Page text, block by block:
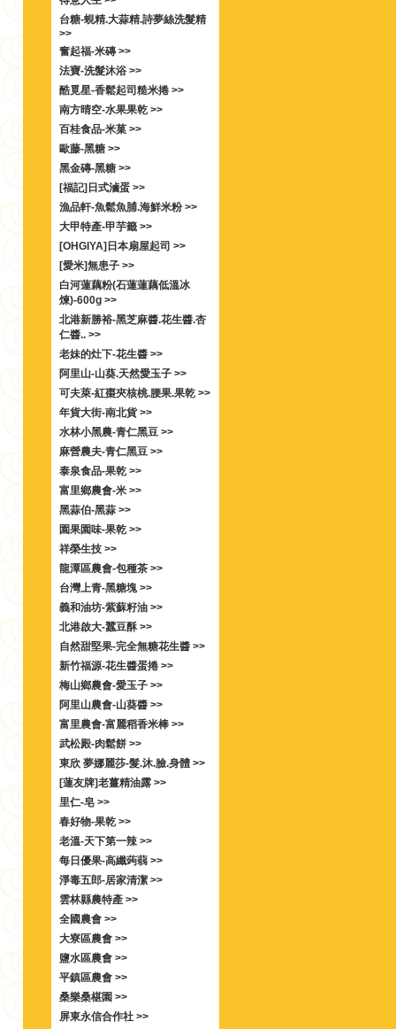
台糖-蜆精.大蒜精.詩夢絲洗髮精
>>
奮起福-米磚 >>
法寶-洗髮沐浴 >>
酷覓星-香鬆起司糙米捲 >>
南方晴空-水果果乾 >>
百桂食品-米菓 >>
歐藤-黑糖 >>
黑金磚-黑糖 >>
[福記]日式滷蛋 >>
漁品軒-魚鬆魚脯.海鮮米粉 >>
大甲特產-甲芋籤 >>
[OHGIYA]日本扇屋起司 >>
[愛米]無患子 >>
白河蓮藕粉(石蓮蓮藕低溫冰
煉)-600g >>
北港新勝裕-黑芝麻醬.花生醬.杏
仁醬.. >>
老妹的灶下-花生醬 >>
阿里山-山葵.天然愛玉子 >>
可夫萊-紅棗夾核桃.腰果.果乾 >>
年貨大街-南北貨 >>
水林小黑農-青仁黑豆 >>
麻營農夫-青仁黑豆 >>
泰泉食品-果乾 >>
富里鄉農會-米 >>
黑蒜伯-黑蒜 >>
園果園味-果乾 >>
祥榮生技 >>
龍潭區農會-包種茶 >>
台灣上青-黑糖塊 >>
義和油坊-紫蘇籽油 >>
北港啟大-蠶豆酥 >>
自然甜堅果-完全無糖花生醬 >>
新竹福源-花生醬蛋捲 >>
梅山鄉農會-愛玉子 >>
阿里山農會-山葵醬 >>
富里農會-富麗稻香米棒 >>
武松殿-肉鬆餅 >>
東欣 夢娜麗莎-髮.沐.臉.身體 >>
[蓮友牌]老薑精油露 >>
里仁-皂 >>
春好物-果乾 >>
老溫-天下第一辣 >>
每日優果-高纖蒟蒻 >>
淨毒五郎-居家清潔 >>
雲林縣農特產 >>
全國農會 >>
大寮區農會 >>
鹽水區農會 >>
平鎮區農會 >>
桑樂桑椹園 >>
屏東永信合作社 >>